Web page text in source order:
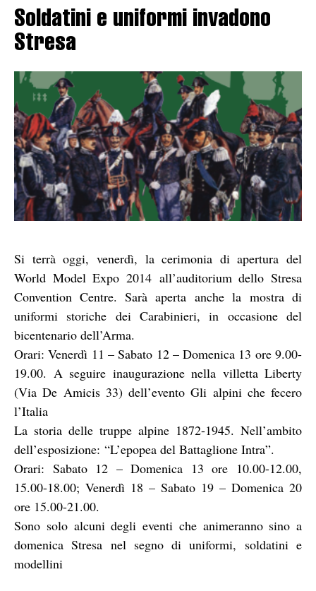
Soldatini e uniformi invadono
Stresa
Si terrà oggi, venerdì, la cerimonia di apertura del
World Model Expo 2014 all’auditorium dello Stresa
Convention Centre. Sarà aperta anche la mostra di
uniformi storiche dei Carabinieri, in occasione del
bicentenario dell’Arma.
Orari: Venerdì 11 – Sabato 12 – Domenica 13 ore 9.00-
19.00. A seguire inaugurazione nella villetta Liberty
(Via De Amicis 33) dell’evento Gli alpini che fecero
l’Italia
La storia delle truppe alpine 1872-1945. Nell’ambito
dell’esposizione: “L’epopea del Battaglione Intra”.
Orari: Sabato 12 – Domenica 13 ore 10.00-12.00,
15.00-18.00; Venerdì 18 – Sabato 19 – Domenica 20
ore 15.00-21.00.
Sono solo alcuni degli eventi che animeranno sino a
domenica Stresa nel segno di uniformi, soldatini e
modellini